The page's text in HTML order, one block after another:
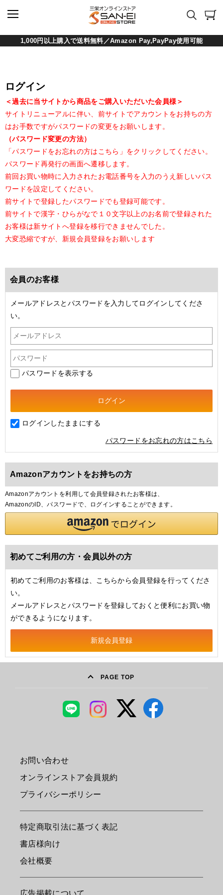
1,000円以上購入で送料無料／Amazon Pay,PayPay使用可能
ログイン
＜過去に当サイトから商品をご購入いただいた会員様＞
サイトリニューアルに伴い、前サイトでアカウントをお持ちの方
はお手数ですがパスワードの変更をお願いします。
（パスワード変更の方法）
「パスワードをお忘れの方はこちら」をクリックしてください。
パスワード再発行の画面へ遷移します。
前回お買い物時に入力されたお電話番号を入力のうえ新しいパス
ワードを設定してください。
前サイトで登録したパスワードでも登録可能です。
前サイトで漢字・ひらがなで１０文字以上のお名前で登録された
お客様は新サイトへ登録を移行できませんでした。
大変恐縮ですが、新規会員登録をお願いします
会員のお客様
メールアドレスとパスワードを入力してログインしてくださ
い。
パスワードを表示する
ログインしたままにする
パスワードをお忘れの方はこちら
Amazonアカウントをお持ちの方
Amazonアカウントを利用して会員登録されたお客様は、
AmazonのID、パスワードで、ログインすることができます。
初めてご利用の方・会員以外の方
初めてご利用のお客様は、こちらから会員登録を行ってくださ
い。
メールアドレスとパスワードを登録しておくと便利にお買い物
ができるようになります。
PAGE TOP
お問い合わせ
オンラインストア会員規約
プライバシーポリシー
特定商取引法に基づく表記
書店様向け
会社概要
広告掲載について